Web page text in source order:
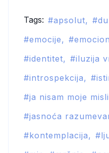
Tags: apsolut
emocije
identitet
iluzija
introspekcija
ja nisam moje misli
jasnoća
kontemplacija